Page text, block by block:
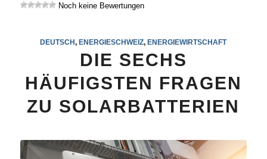
Noch keine Bewertungen
DEUTSCH ,ENERGIESCHWEIZ ,ENERGIEWIRTSCHAFT
DIE SECHS
HÄUFIGSTEN FRAGEN
ZU SOLARBATTERIEN